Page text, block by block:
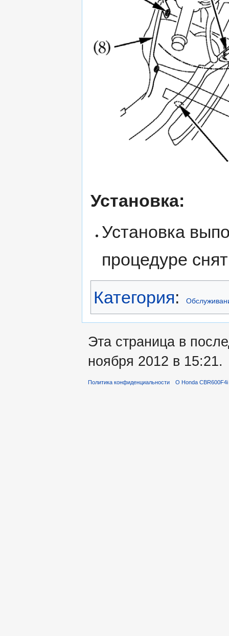
Установка:
Установка
процедуре
Категория:
Эта страница в
ноября 2012 в 15:21.
Политика конфиденциальности О Honda CBR600F4i